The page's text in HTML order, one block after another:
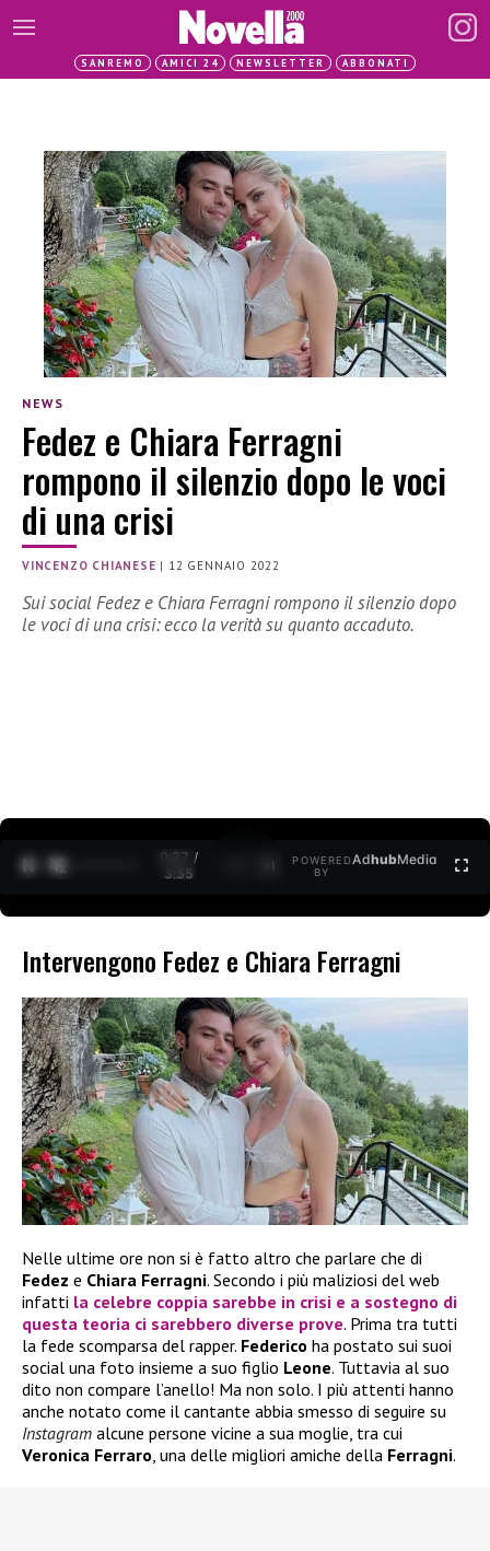
SANREMO AMICI 24 NEWSLETTER ABBONATI
NEWS
Fedez e Chiara Ferragni
rompono il silenzio dopo le voci
di una crisi
VINCENZO CHIANESE | 12 GENNAIO 2022
Sui social Fedez e Chiara Ferragni rompono il silenzio dopo
le voci di una crisi: ecco la verità su quanto accaduto.
0:28 /
3:35
POWERED
BY
AdhubMedia
Intervengono Fedez e Chiara Ferragni
Nelle ultime ore non si è fatto altro che parlare che di
Fedez e Chiara Ferragni. Secondo i più maliziosi del web
infatti la celebre coppia sarebbe in crisi e a sostegno di
questa teoria ci sarebbero diverse prove. Prima tra tutti
la fede scomparsa del rapper. Federico ha postato sui suoi
social una foto insieme a suo figlio Leone. Tuttavia al suo
dito non compare l’anello! Ma non solo. I più attenti hanno
anche notato come il cantante abbia smesso di seguire su
Instagram alcune persone vicine a sua moglie, tra cui
Veronica Ferraro, una delle migliori amiche della Ferragni.